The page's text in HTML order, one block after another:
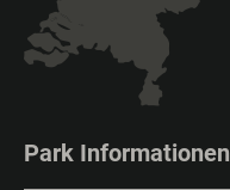
Park Informationen